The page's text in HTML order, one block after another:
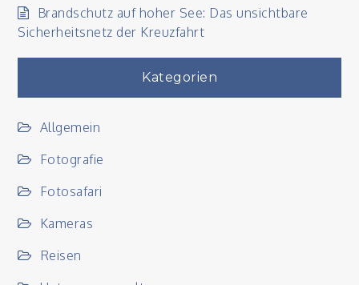
Brandschutz auf hoher See: Das unsichtbare
Sicherheitsnetz der Kreuzfahrt
Kategorien
Allgemein
Fotografie
Fotosafari
Kameras
Reisen